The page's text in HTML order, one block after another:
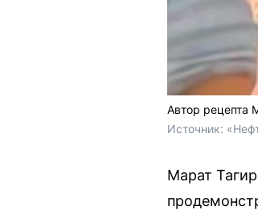
Автор рецепта
Источник:
Марат